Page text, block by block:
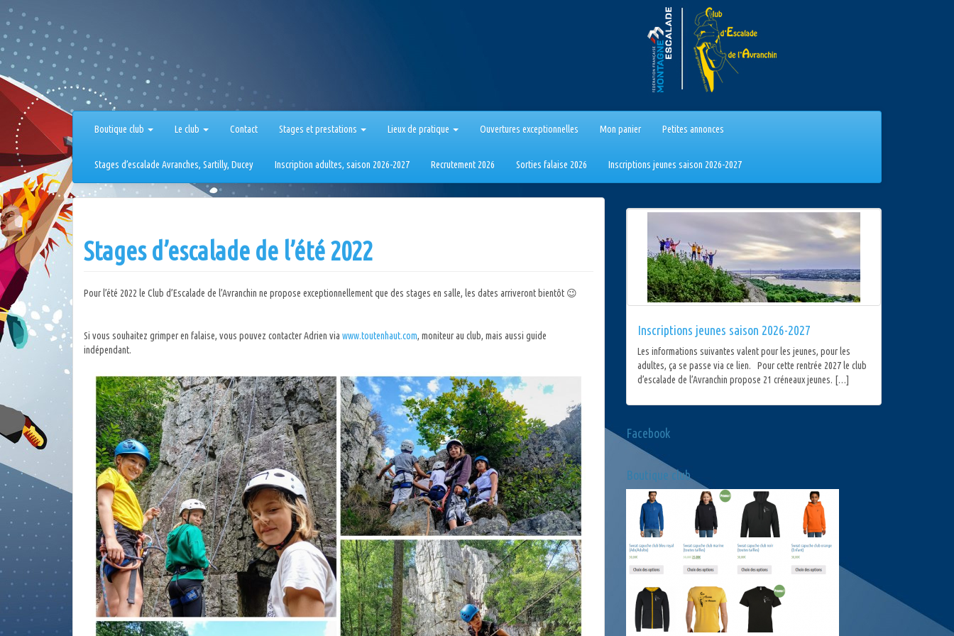
Aller
au
contenu
Boutique club Le club Contact Stages et prestations Lieux de pratique Ouvertures exceptionnelles Mon panier Petites annonces
Stages d’escalade Avranches, Sartilly, Ducey Inscription adultes, saison 2026-2027 Recrutement 2026 Sorties falaise 2026 Inscriptions jeunes saison 2026-2027
Stages d’escalade de l’été 2022
Pour l’été 2022 le Club d’Escalade de l’Avranchin ne propose exceptionnellement que des stages en salle, les dates arriveront bientôt 😉
Si vous souhaitez grimper en falaise, vous pouvez contacter Adrien via www.toutenhaut.com, moniteur au club, mais aussi guide
indépendant.
Inscriptions jeunes saison 2026-2027
Les informations suivantes valent pour les jeunes, pour les
adultes, ça se passe via ce lien. Pour cette rentrée 2027 le club
d’escalade de l’Avranchin propose 21 créneaux jeunes. […]
Facebook
Boutique club